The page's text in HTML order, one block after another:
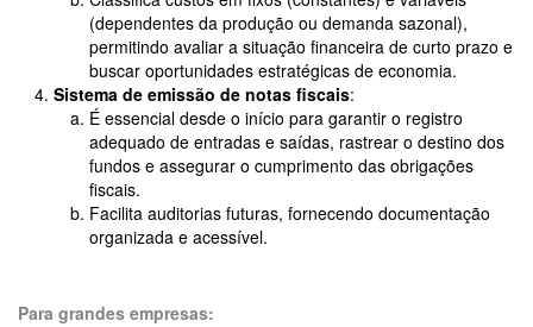
(dependentes da produção ou demanda sazonal),
permitindo avaliar a situação financeira de curto prazo e
buscar oportunidades estratégicas de economia.
Sistema de emissão de notas fiscais:
É essencial desde o início para garantir o registro
adequado de entradas e saídas, rastrear o destino dos
fundos e assegurar o cumprimento das obrigações
fiscais.
Facilita auditorias futuras, fornecendo documentação
organizada e acessível.
Para grandes empresas: